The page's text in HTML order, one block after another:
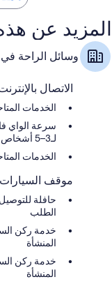
المزيد عن
وسائل الراحة في
الاتصال
الخدمات
لـ3–5 أشخاص أو حتى 10 أجهزة)
الخدمات
موقف السيارات
الطلب
خدمة ركن
المنشأة
خدمة ركن
المنشأة